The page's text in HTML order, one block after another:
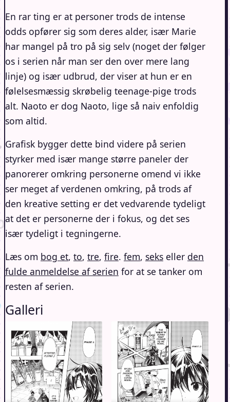
En rar ting er at personer trods de intense
odds opfører sig som deres alder, især Marie
har mangel på tro på sig selv (noget der følger
os i serien når man ser den over mere lang
linje) og især udbrud, der viser at hun er en
følelsesmæssig skrøbelig teenage-pige trods
alt. Naoto er dog Naoto, lige så naiv enfoldig
som altid.
Grafisk bygger dette bind videre på serien
styrker med især mange større paneler der
panorerer omkring personerne omend vi ikke
ser meget af verdenen omkring, på trods af
den kreative setting er det vedvarende tydeligt
at det er personerne der i fokus, og det ses
især tydeligt i tegningerne.
Læs om bog et, to, tre, fire. fem, seks eller den
fulde anmeldelse af serien for at se tanker om
resten af serien.
Galleri